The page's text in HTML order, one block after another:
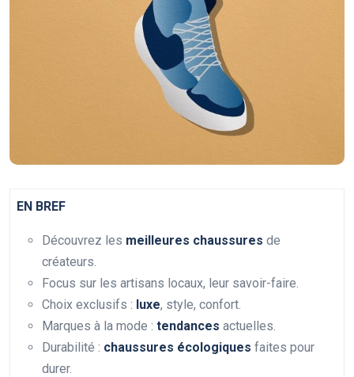
EN BREF
Découvrez les meilleures chaussures de
créateurs.
Focus sur les artisans locaux, leur savoir-faire.
Choix exclusifs : luxe, style, confort.
Marques à la mode : tendances actuelles.
Durabilité : chaussures écologiques faites pour
durer.